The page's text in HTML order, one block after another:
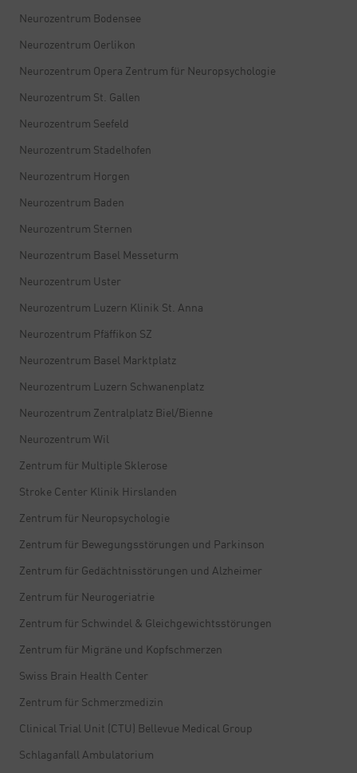
Neurozentrum Bodensee
Neurozentrum Oerlikon
Neurozentrum Opera Zentrum für Neuropsychologie
Neurozentrum St. Gallen
Neurozentrum Seefeld
Neurozentrum Stadelhofen
Neurozentrum Horgen
Neurozentrum Baden
Neurozentrum Sternen
Neurozentrum Basel Messeturm
Neurozentrum Uster
Neurozentrum Luzern Klinik St. Anna
Neurozentrum Pfäffikon SZ
Neurozentrum Basel Marktplatz
Neurozentrum Luzern Schwanenplatz
Neurozentrum Zentralplatz Biel/Bienne
Neurozentrum Wil
Zentrum für Multiple Sklerose
Stroke Center Klinik Hirslanden
Zentrum für Neuropsychologie
Zentrum für Bewegungsstörungen und Parkinson
Zentrum für Gedächtnisstörungen und Alzheimer
Zentrum für Neurogeriatrie
Zentrum für Schwindel & Gleichgewichtsstörungen
Zentrum für Migräne und Kopfschmerzen
Swiss Brain Health Center
Zentrum für Schmerzmedizin
Clinical Trial Unit (CTU) Bellevue Medical Group
Schlaganfall Ambulatorium